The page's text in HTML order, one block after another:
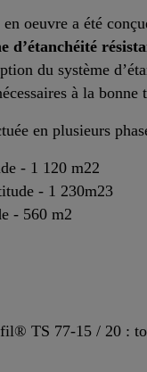
oeuvre a été
d’étanchéité
du système
à la bonne
en plusieurs
- 1 120 m22
- 1 230m23
- 560 m2
TS 77-15 / 20 :